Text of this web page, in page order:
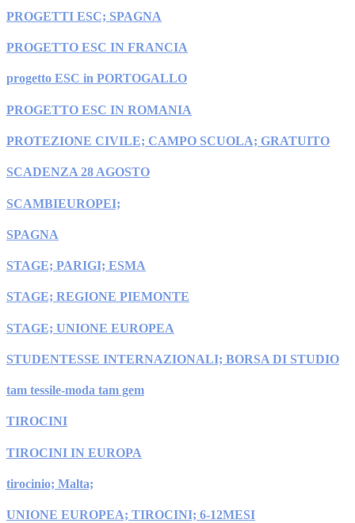
PROGETTI ESC; SPAGNA
PROGETTO ESC IN FRANCIA
progetto ESC in PORTOGALLO
PROGETTO ESC IN ROMANIA
PROTEZIONE CIVILE; CAMPO SCUOLA; GRATUITO
SCADENZA 28 AGOSTO
SCAMBIEUROPEI;
SPAGNA
STAGE; PARIGI; ESMA
STAGE; REGIONE PIEMONTE
STAGE; UNIONE EUROPEA
STUDENTESSE INTERNAZIONALI; BORSA DI STUDIO
tam tessile-moda tam gem
TIROCINI
TIROCINI IN EUROPA
tirocinio; Malta;
UNIONE EUROPEA; TIROCINI; 6-12MESI